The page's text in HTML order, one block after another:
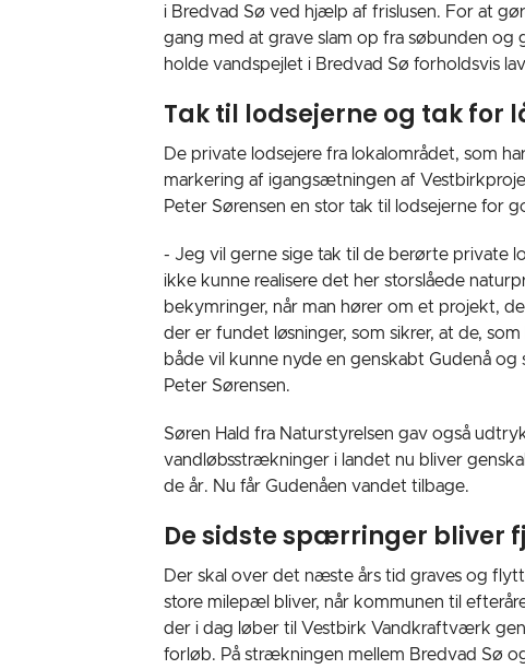
i Bredvad Sø ved hjælp af frislusen. For at
gang med at grave slam op fra søbunden
holde vandspejlet i Bredvad Sø forholdsvis
Tak til lodsejerne og tak for
De private lodsejere fra lokalområdet, som
markering af igangsætningen af
Peter Sørensen en stor tak til lodsejerne for
- Jeg vil gerne sige tak til de berørte private
ikke kunne realisere det her storslåede
bekymringer, når man hører om et projekt,
der er fundet løsninger, som sikrer, at de,
både vil kunne nyde en genskabt Gudenå
Peter Sørensen.
Søren Hald fra Naturstyrelsen gav også
vandløbsstrækninger i landet nu bliver
de år. Nu får Gudenåen vandet tilbage.
De sidste spærringer bliver
Der skal over det næste års tid graves og
store milepæl bliver, når kommunen til
der i dag løber til Vestbirk Vandkraftværk
forløb. På strækningen mellem Bredvad Sø